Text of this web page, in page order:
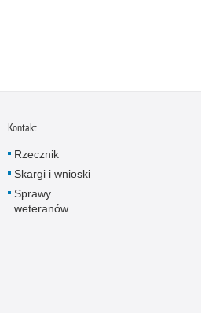
Nietrzeźwi kierujący
Nietrzeźwi opiekunowie
Kontakt
Rzecznik
Skargi i wnioski
Sprawy
weteranów